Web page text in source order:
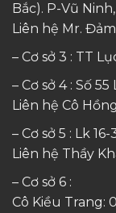
Bắc). P-Vũ
Liên hệ Mr.
– Cơ sở 3 : TT
– Cơ sở 4 : Số
Liên hệ Cô
– Cơ sở 5 : Lk
Liên hệ Thầy
– Cơ sở 6 :
Cô Kiều Trang: